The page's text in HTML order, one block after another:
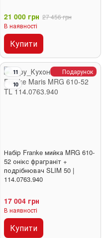
21 000 грн 27 456 грн
В наявності
Купити
Подарунок
11
10
Набір Franke мийка MRG 610-
52 онікс фраграніт +
подрібнювач SLIM 50 |
114.0763.940
17 004 грн
В наявності
Купити